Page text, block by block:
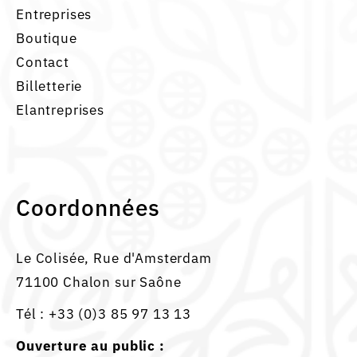
Entreprises
Boutique
Contact
Billetterie
Elantreprises
Coordonnées
Le Colisée, Rue d'Amsterdam
71100 Chalon sur Saône
Tél : +33 (0)3 85 97 13 13
Ouverture au public :